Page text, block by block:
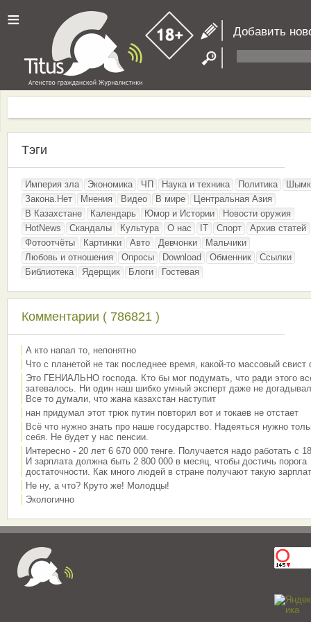
≡ Добавить
Тэги
Империя зла Экономика ЧП Наука и техника Политика
Закона.Нет
Мнения Видео В мире
Центральная Азия
В Казахстане
Календарь Юмор и Истории
Новости оружия
HotNews
Скандалы Культура О нас IT Спорт
Архив статей
Фотоотчёты
Картинки Авто Девчонки
Мальчики
Любовь и отношения
Опросы Download Обменник
Ссылки
Библиотека
Ядерщик Блоги Гостевая
Комментарии ( 786821 )
А кто напал то, непонятно
Что с планетой не так последнее время, какой-то массовый свист
Это ГЕНИАЛЬНО господа. Кто бы мог подумать, что ради этого
затевалось. Ни один наш шибко умный эксперт даже не
Все то думали, что жана казахстан наступит
нан придумал этот трюк путин повторил вот и токаев не отстает
Всё что нужно знать про наше государство. Надеяться нужно
себя. Не будет у нас пенсии.
Интересно - 20 лет 6 670 000 тенге. Получается надо работать с
И зарплата должна быть 2 800 000 в месяц, чтобы достичь порога
достаточности. Как много людей в стране получают такую
Не ну, а что? Круто же! Молодцы!
Экологично